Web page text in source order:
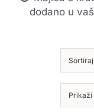
dodano u
Prikaži